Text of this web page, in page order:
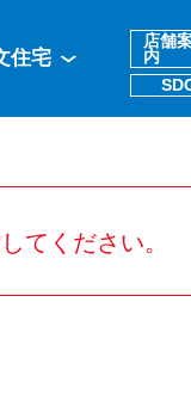
住宅
店舗
内
てください。